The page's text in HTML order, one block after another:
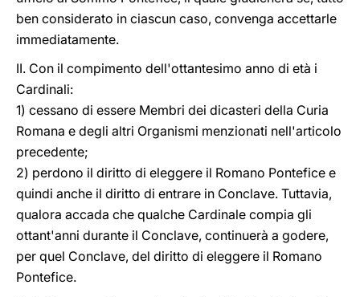
ben considerato in ciascun caso, convenga accettarle
immediatamente.
II. Con il compimento dell'ottantesimo anno di età i
Cardinali:
1) cessano di essere Membri dei dicasteri della Curia
Romana e degli altri Organismi menzionati nell'articolo
precedente;
2) perdono il diritto di eleggere il Romano Pontefice e
quindi anche il diritto di entrare in Conclave. Tuttavia,
qualora accada che qualche Cardinale compia gli
ottant'anni durante il Conclave, continuerà a godere,
per quel Conclave, del diritto di eleggere il Romano
Pontefice.